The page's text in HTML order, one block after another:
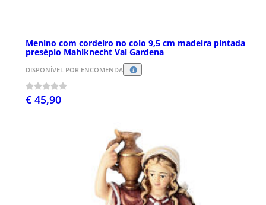
Menino com cordeiro no colo 9,5 cm madeira pintada
presépio Mahlknecht Val Gardena
DISPONÍVEL POR ENCOMENDA
€ 45,90